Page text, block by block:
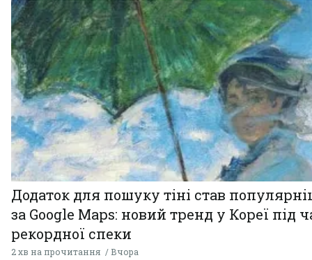
Додаток для пошуку тіні став
за Google Maps: новий тренд у Кореї під
рекордної спеки
2 хв на прочитання Вчора